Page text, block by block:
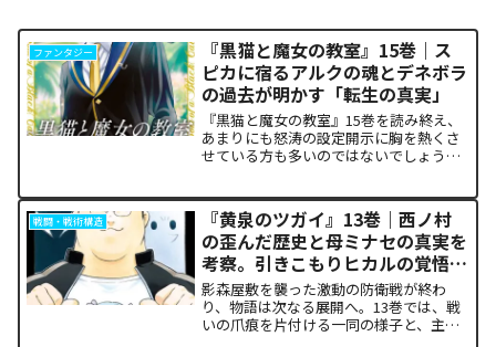
ファンタジー
『黒猫と魔女の教室』15巻｜ス
ピカに宿るアルクの魂とデネボラ
の過去が明かす「転生の真実」
『黒猫と魔女の教室』15巻を読み終え、
あまりにも怒涛の設定開示に胸を熱くさ
せている方も多いのではないでしょう
ドの裏側で、本作最大のミステリーであ
った「アルクの正体」と...
戦闘・戦術構造
『黄泉のツガイ』13巻｜西ノ村
の歪んだ歴史と母ミナセの真実を
考察。引きこもりヒカルの覚悟に
震える理由
影森屋敷を襲った激動の防衛戦が終わ
り、物語は次なる展開へ。13巻では、戦
いの爪痕を片付ける一同の様子と、主人